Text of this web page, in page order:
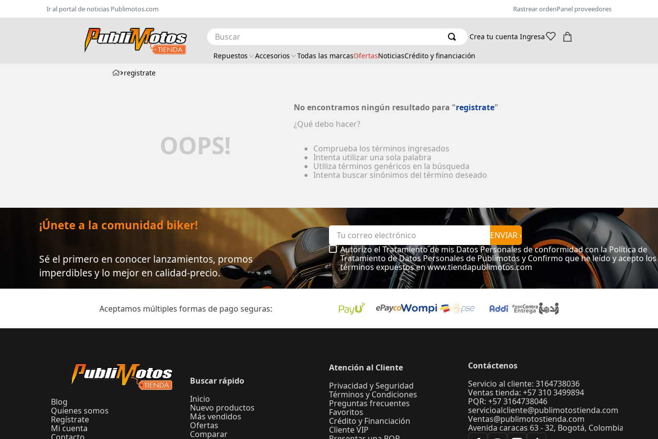
Ir al portal de noticias Publimotos.com Rastrear ordenPanel proveedores
Buscar Crea tu cuenta Ingresa
Repuestos Accesorios Todas las marcasOfertasNoticiasCrédito y financiación
registrate
OOPS!
No encontramos ningún resultado para "registrate"
¿Qué debo hacer?
Comprueba los términos ingresados
Intenta utilizar una sola palabra
Utiliza términos genéricos en la búsqueda
Intenta buscar sinónimos del término deseado
¡Únete a la comunidad biker!
Sé el primero en conocer lanzamientos, promos
imperdibles y lo mejor en calidad-precio.
ENVIAR ›
Autorizo el Tratamiento de mis Datos Personales de conformidad con la Política de
Tratamiento de Datos Personales de Publimotos y Confirmo que he leído y acepto los
términos expuestos en www.tiendapublimotos.com
Aceptamos múltiples formas de pago seguras:
Blog
Quienes somos
Regístrate
Mi cuenta
Buscar rápido
Inicio
Nuevo productos
Más vendidos
Ofertas
Comparar
Atención al Cliente
Privacidad y Seguridad
Términos y Condiciones
Preguntas frecuentes
Favoritos
Crédito y Financiación
Cliente VIP
Contáctenos
Servicio al cliente: 3164738036
Ventas tienda: +57 310 3499894
PQR: +57 3164738046
servicioalcliente@publimotostienda.com
Ventas@publimotostienda.com
Avenida caracas 63 - 32, Bogotá, Colombia